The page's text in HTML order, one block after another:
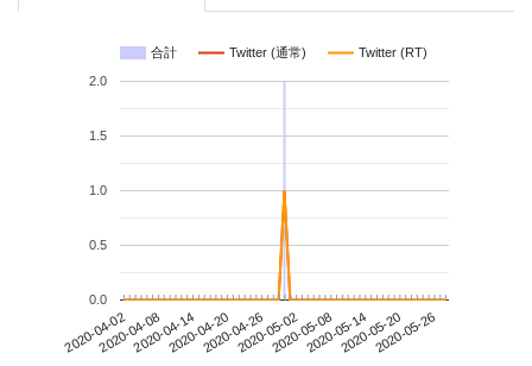
合計 Twitter (通常) Twitter (RT)
2020-04-022020-04-082020-04-142020-04-202020-04-262020-05-022020-05-082020-05-142020-05-202020-05-26
0.0
0.5
1.0
1.5
2.0